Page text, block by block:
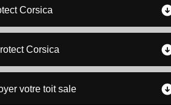
Corsica
Corsica
votre toit sale